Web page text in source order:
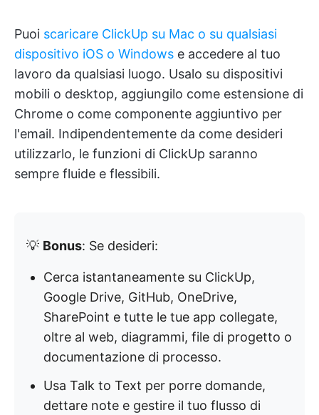
Puoi scaricare ClickUp su Mac o su qualsiasi
dispositivo iOS o Windows e accedere al tuo
lavoro da qualsiasi luogo. Usalo su dispositivi
mobili o desktop, aggiungilo come estensione di
Chrome o come componente aggiuntivo per
l'email. Indipendentemente da come desideri
utilizzarlo, le funzioni di ClickUp saranno
sempre fluide e flessibili.
💡 Bonus: Se desideri:
Cerca istantaneamente su ClickUp,
Google Drive, GitHub, OneDrive,
SharePoint e tutte le tue app collegate,
oltre al web, diagrammi, file di progetto o
documentazione di processo.
Usa Talk to Text per porre domande,
dettare note e gestire il tuo flusso di